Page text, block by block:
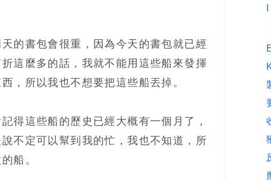
的書包會很重，因為今天的書包就已經
這麼多的話，我就不能用這些船來發揮
，所以我也不想要把這些船丟掉。
得這些船的歷史已經大概有一個月了，
不定可以幫到我的忙，我也不知道，所
船。